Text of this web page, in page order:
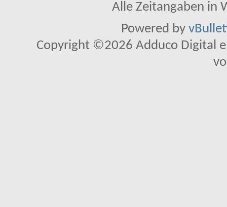
Alle Zeitangaben in
Powered by
Copyright ©2026 Adduco Digital